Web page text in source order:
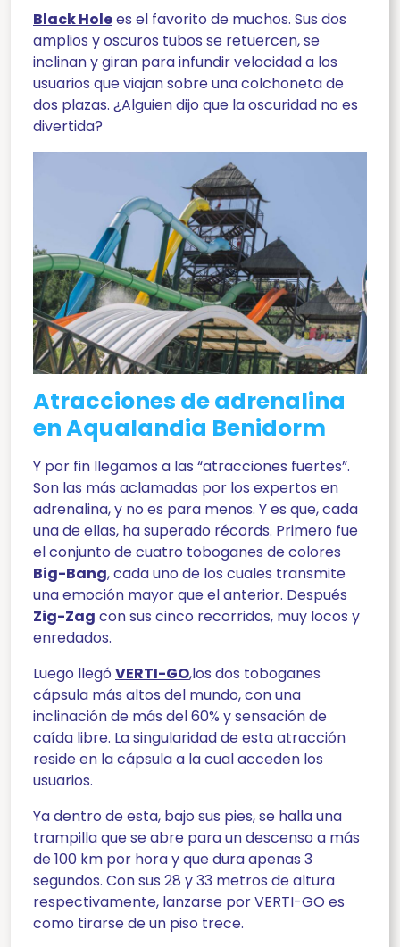
Black Holees el favorito de muchos. Sus dos
amplios y oscuros tubos se retuercen, se
inclinan y giran para infundir velocidad a los
usuarios que viajan sobre una colchoneta de
dos plazas. ¿Alguien dijo que la oscuridad no es
divertida?
Atracciones de adrenalina
en Aqualandia Benidorm
Y por fin llegamos a las “atracciones fuertes”.
Son las más aclamadas por los expertos en
adrenalina, y no es para menos. Y es que, cada
una de ellas, ha superado récords. Primero fue
el conjunto de cuatro toboganes de colores
Big-Bang, cada uno de los cuales transmite
una emoción mayor que el anterior. Después
Zig-Zag con sus cinco recorridos, muy locos y
enredados.
Luego llegó VERTI-GO,los dos toboganes
cápsula más altos del mundo, con una
inclinación de más del 60% y sensación de
caída libre. La singularidad de esta atracción
reside en la cápsula a la cual acceden los
usuarios.
Ya dentro de esta, bajo sus pies, se halla una
trampilla que se abre para un descenso a más
de 100 km por hora y que dura apenas 3
segundos. Con sus 28 y 33 metros de altura
respectivamente, lanzarse por VERTI-GO es
como tirarse de un piso trece.